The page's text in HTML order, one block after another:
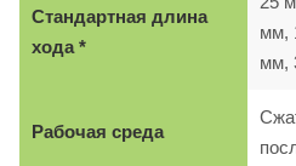
Стандартная длина
хода *
мм,
мм,
Рабочая среда